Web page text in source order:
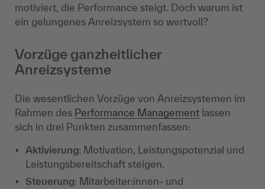
motiviert, die Performance steigt. Doch warum ist
ein gelungenes Anreizsystem so wertvoll?
Vorzüge ganzheitlicher
Anreizsysteme
Die wesentlichen Vorzüge von Anreizsystemen im
Rahmen des Performance Management lassen
sich in drei Punkten zusammenfassen:
Aktivierung: Motivation, Leistungspotenzial und
Leistungsbereitschaft steigen.
Steuerung: Mitarbeiter:innen- und